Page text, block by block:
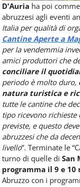
D'Auria ha poi
abruzzesi agli eventi
Italia per qualità di
Cantine Aperte a
per la vendemmia
amici produttori che
conciliare il
periodo è molto duro,
natura turistica e
tutte le cantine che
tipo ricevono richieste
previste, e questo
abruzzesi che da
livello”. Terminate le
turno di quelle di San
programma il 9 e
Abruzzo con i